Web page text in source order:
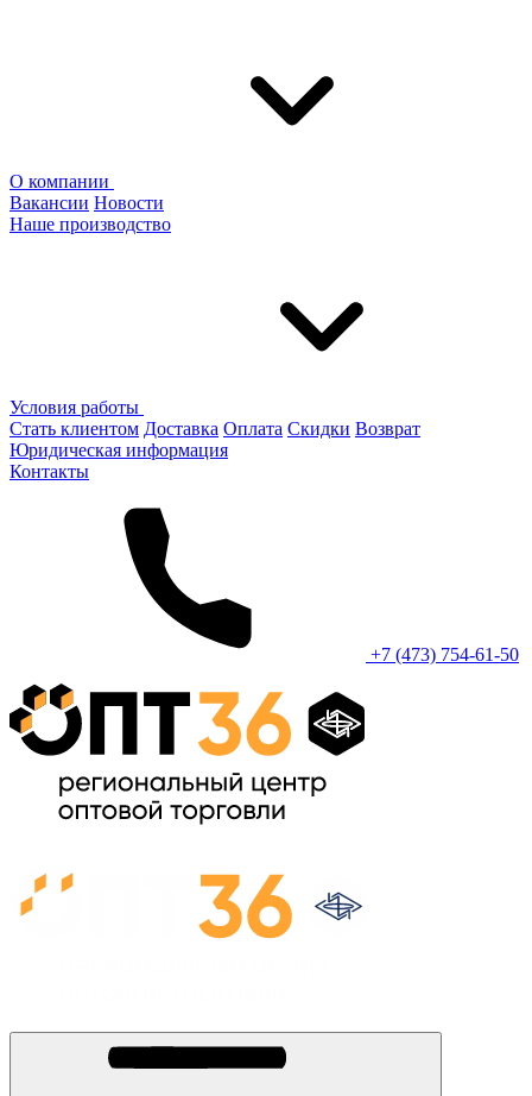
О компании
Вакансии Новости
Наше производство
Условия работы
Стать клиентом Доставка Оплата Скидки Возврат
Юридическая информация
Контакты
+7 (473) 754-61-50